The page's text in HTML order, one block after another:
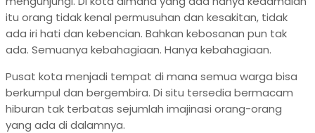
itu orang tidak kenal permusuhan dan kesakitan, tidak
ada iri hati dan kebencian. Bahkan kebosanan pun tak
ada. Semuanya kebahagiaan. Hanya kebahagiaan.
Pusat kota menjadi tempat di mana semua warga bisa
berkumpul dan bergembira. Di situ tersedia bermacam
hiburan tak terbatas sejumlah imajinasi orang-orang
yang ada di dalamnya.